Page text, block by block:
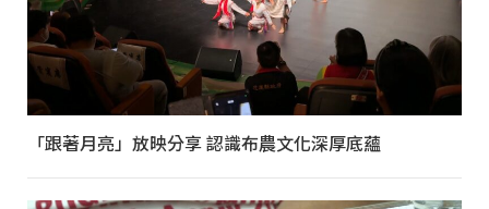
「跟著月亮」放映分享 認識布農文化深厚底蘊